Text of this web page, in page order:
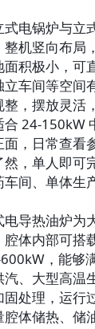
式电锅炉与立
机竖向布局
积极小，可
车间等空间
，摆放灵活
24-150kW
，日常查看
，单人即可
间、单体生
电导热油炉为
体内部可搭
，能够
、大型高温
处理，运行
体储热、储